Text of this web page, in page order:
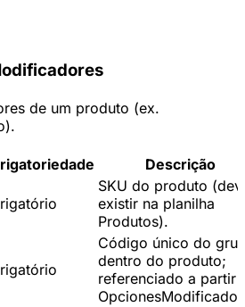
de um produto (ex.
Descrição
SKU do produto
existir na planilha
Produtos).
Código único do
dentro do produto;
referenciado a partir